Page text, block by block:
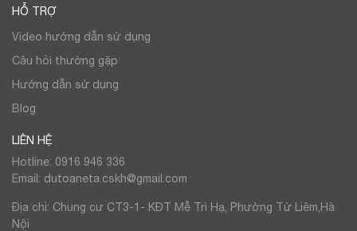
HỖ TRỢ
Video hướng dẫn sử dụng
Câu hỏi thường gặp
Hướng dẫn sử dụng
Blog
LIÊN HỆ
Hotline: 0916 946 336
Email: dutoaneta.cskh@gmail.com
Địa chỉ: Chung cư CT3-1- KĐT Mễ Trì Hạ, Phường Từ Liêm,Hà
Nội